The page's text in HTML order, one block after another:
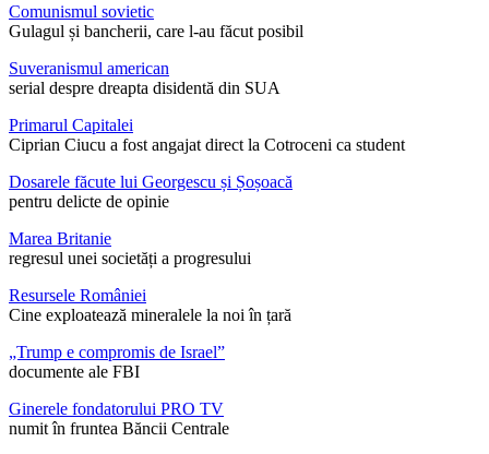
Comunismul sovietic
Gulagul și bancherii, care l-au făcut posibil
Suveranismul american
serial despre dreapta disidentă din SUA
Primarul Capitalei
Ciprian Ciucu a fost angajat direct la Cotroceni ca student
Dosarele făcute lui Georgescu și Șoșoacă
pentru delicte de opinie
Marea Britanie
regresul unei societăți a progresului
Resursele României
Cine exploatează mineralele la noi în țară
„Trump e compromis de Israel”
documente ale FBI
Ginerele fondatorului PRO TV
numit în fruntea Băncii Centrale